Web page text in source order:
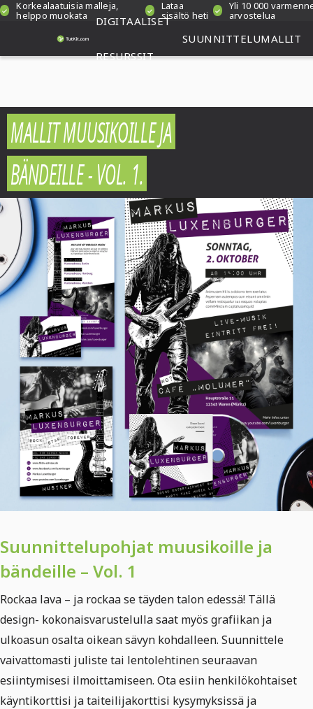
Korkealaatuisia malleja,
helppo muokata
Lataa
sisältö heti
Yli 10 000
arvostelua
DIGITAALISET
RESURSSIT
SUUNNITTELUMALLIT
MALLIT MUUSIKOILLE JA
BÄNDEILLE - VOL. 1.
Suunnittelupohjat muusikoille ja
bändeille – Vol. 1
Rockaa lava – ja rockaa se täyden talon edessä! Tällä
design- kokonaisvarustelulla saat myös grafiikan ja
ulkoasun osalta oikean sävyn kohdalleen. Suunnittele
vaivattomasti juliste tai lentolehtinen seuraavan
esiintymisesi ilmoittamiseen. Ota esiin henkilökohtaiset
käyntikorttisi ja taiteilijakorttisi kysymyksissä ja